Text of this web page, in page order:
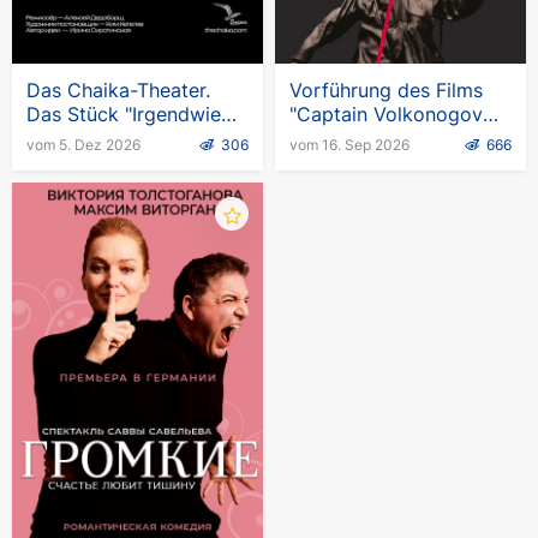
Das Chaika-Theater.
Das Stück "Irgendwie
kriegen wir es hin" in
vom 5. Dez 2026 306
Vorführung des Films
"Captain Volkonogov
Escaped" in
vom 16. Sep 2026 666